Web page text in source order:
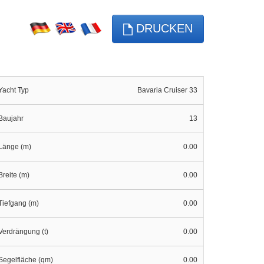
DRUCKEN
Typ Bavaria Cruiser 33
13
(m) 0.00
(m) 0.00
(m) 0.00
(t) 0.00
(qm) 0.00